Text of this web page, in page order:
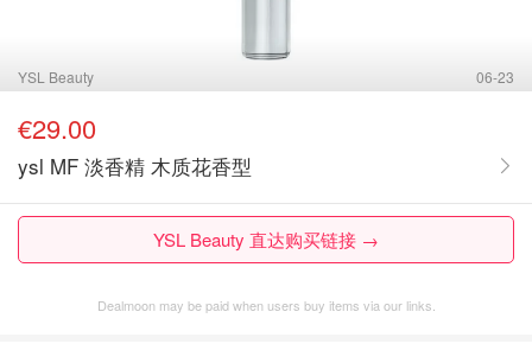
YSL Beauty 06-23
€29.00
ysl MF 淡香精 木质花香型
YSL Beauty 直达购买链接 →
Dealmoon may be paid when users buy items via our links.